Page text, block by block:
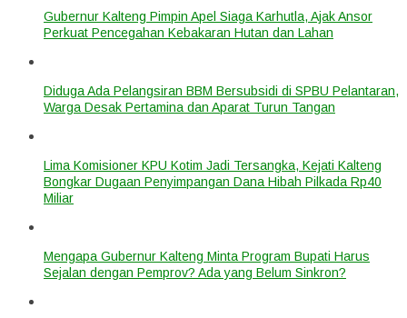
Gubernur Kalteng Pimpin Apel Siaga Karhutla, Ajak Ansor
Perkuat Pencegahan Kebakaran Hutan dan Lahan
Diduga Ada Pelangsiran BBM Bersubsidi di SPBU Pelantaran,
Warga Desak Pertamina dan Aparat Turun Tangan
Lima Komisioner KPU Kotim Jadi Tersangka, Kejati Kalteng
Bongkar Dugaan Penyimpangan Dana Hibah Pilkada Rp40
Miliar
Mengapa Gubernur Kalteng Minta Program Bupati Harus
Sejalan dengan Pemprov? Ada yang Belum Sinkron?